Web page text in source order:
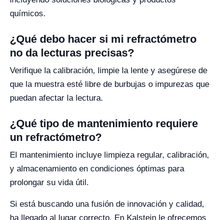
químicos.
¿Qué debo hacer si mi refractómetro
no da lecturas precisas?
Verifique la calibración, limpie la lente y asegúrese de
que la muestra esté libre de burbujas o impurezas que
puedan afectar la lectura.
¿Qué tipo de mantenimiento requiere
un refractómetro?
El mantenimiento incluye limpieza regular, calibración,
y almacenamiento en condiciones óptimas para
prolongar su vida útil.
Si está buscando una fusión de innovación y calidad,
ha llegado al lugar correcto. En Kalstein le ofrecemos